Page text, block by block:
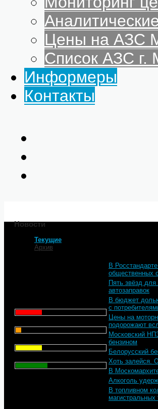
Цены на АЗС
Список АЗС г.
Информеры
Контакты
Новости
Текущие
Архив
В
общественных
Пять звёзд
автозаправок
В бюджет
с
Цены на
подорожают
Московский
бензином
Белорусский
Хоть залейся.
В
Алкоголь
В топливном
магистральных